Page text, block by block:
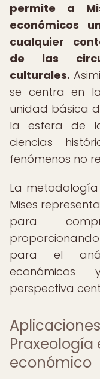
permite a
económicos
cualquier
de las
culturales.
se centra en
unidad básica
la esfera de
ciencias
fenómenos no
La
Mises
para
para el
perspectiva
Praxeología
económico